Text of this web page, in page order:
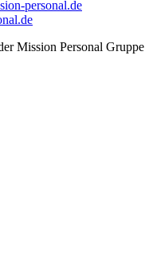
personal.de
Mission Personal Gruppe